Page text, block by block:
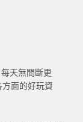
天無間斷更
面的好玩資